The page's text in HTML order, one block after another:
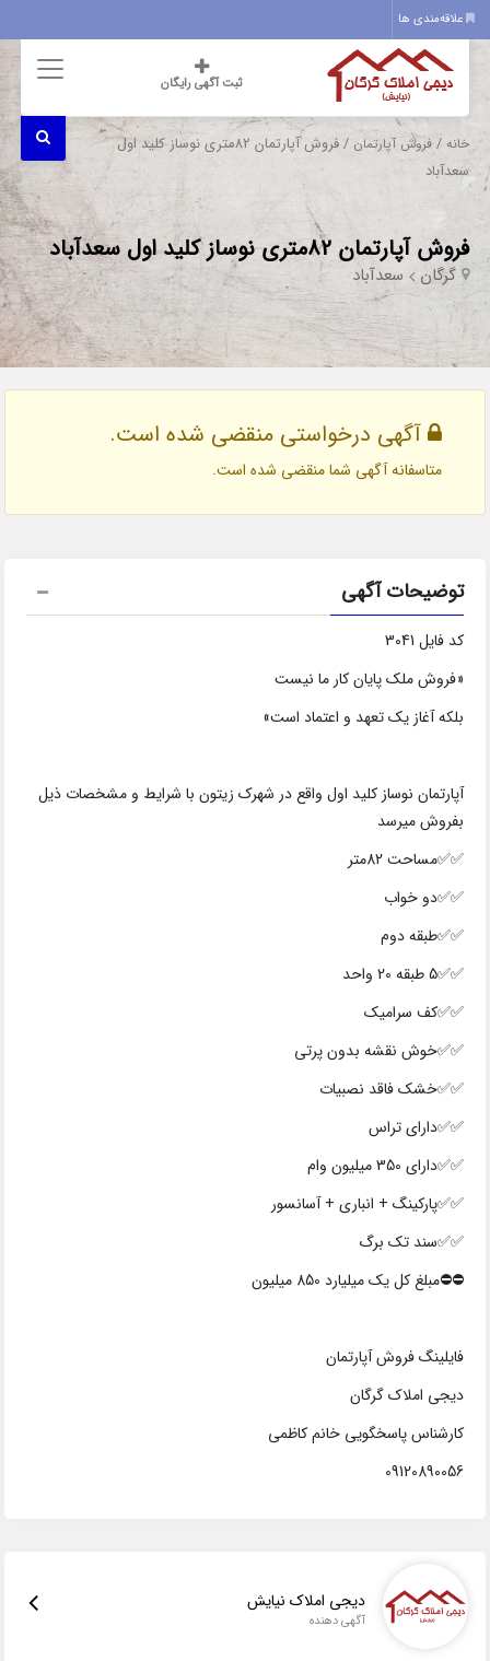
علاقه‌مندی ها
ثبت آگهی رایگان
خانه /فروش آپارتمان
/ فروش آپارتمان 82متری نوساز کلید اول
سعدآباد
فروش آپارتمان 82متری نوساز کلید اول سعدآباد
گرگان سعدآباد
آگهی درخواستی منقضی شده است.
متاسفانه آگهی شما منقضی شده است.
توضیحات آگهی
کد فایل 3041
«فروش ملک پایان کار ما نیست
بلکه آغاز یک تعهد و اعتماد است»
آپارتمان نوساز کلید اول واقع در شهرک زیتون با شرایط و مشخصات ذیل
بفروش میرسد
✅✅مساحت 82متر
✅✅دو خواب
✅✅طبقه دوم
✅✅5 طبقه 20 واحد
✅✅کف سرامیک
✅✅خوش نقشه بدون پرتی
✅✅خشک فاقد نصبیات
✅✅دارای تراس
✅✅دارای 350 میلیون وام
✅✅پارکینگ + انباری + آسانسور
✅✅سند تک برگ
⛔⛔️مبلغ کل یک میلیارد 850 میلیون
فایلینگ فروش آپارتمان
دیجی املاک گرگان
کارشناس پاسخگویی خانم کاظمی
09120890056
دیجی املاک نیایش
آگهی دهنده